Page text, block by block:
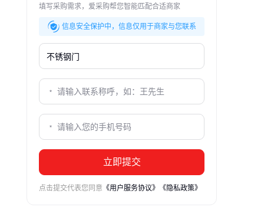
填写采购需求，爱采购帮您智能匹配合适商家
信息安全保护中，信息仅用于商家与您联系
立即提交
点击提交代表您同意 《用户服务协议》 《隐私政策》